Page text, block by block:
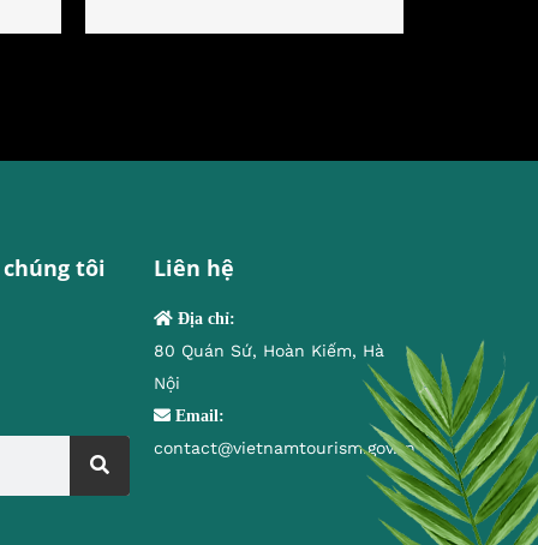
tôi Liên hệ
Địa chỉ:
80 Quán Sứ, Hoàn Kiếm, Hà
Nội
Email:
contact@vietnamtourism.gov.vn